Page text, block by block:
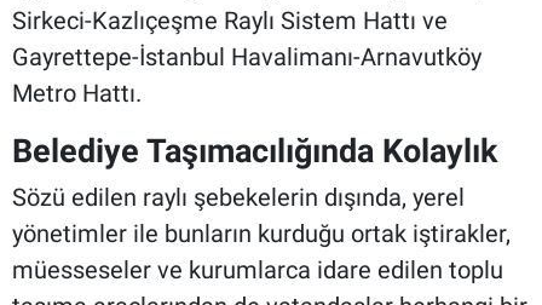
Sirkeci-Kazlıçeşme Raylı Sistem Hattı ve
Gayrettepe-İstanbul Havalimanı-Arnavutköy
Metro Hattı.
Belediye Taşımacılığında Kolaylık
Sözü edilen raylı şebekelerin dışında, yerel
yönetimler ile bunların kurduğu ortak iştirakler,
müesseseler ve kurumlarca idare edilen toplu